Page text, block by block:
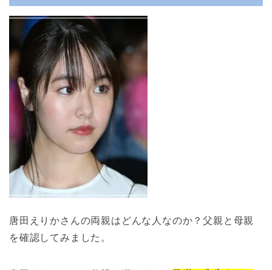
唐田えりかさんの両親はどんな人なのか？父親と母親
を確認してみました。